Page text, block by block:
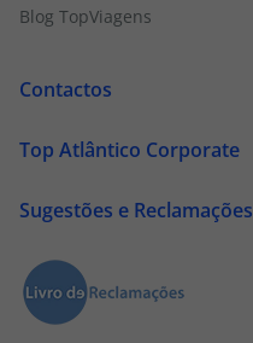
Blog TopViagens
Contactos
Top Atlântico Corporate
Sugestões e Reclamações